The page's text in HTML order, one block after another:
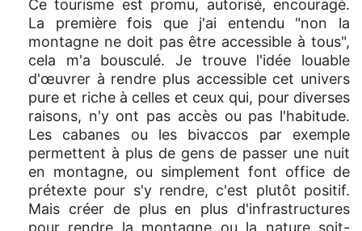
Ce tourisme est promu, autorisé, encouragé.
La première fois que j'ai entendu "non la
montagne ne doit pas être accessible à tous",
cela m'a bousculé. Je trouve l'idée louable
d'œuvrer à rendre plus accessible cet univers
pure et riche à celles et ceux qui, pour diverses
raisons, n'y ont pas accès ou pas l'habitude.
Les cabanes ou les bivaccos par exemple
permettent à plus de gens de passer une nuit
en montagne, ou simplement font office de
prétexte pour s'y rendre, c'est plutôt positif.
Mais créer de plus en plus d'infrastructures
pour rendre la montagne ou la nature soit-